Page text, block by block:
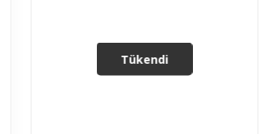
Tükendi